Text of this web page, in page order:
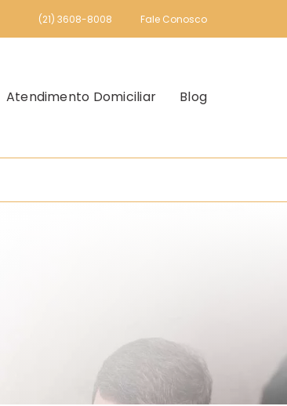
(21) 3608-8008 Fale Conosco
Atendimento Domiciliar Blog